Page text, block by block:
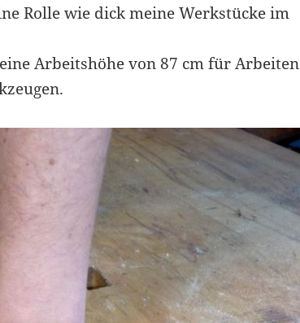
Rolle wie dick meine Werkstücke im
Arbeitshöhe von 87 cm für Arbeiten